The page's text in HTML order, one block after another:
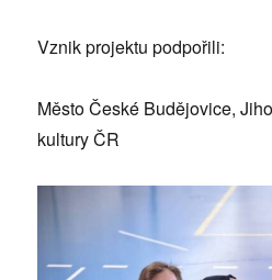
Vznik projektu podpořili:
Město České Budějovice,
kultury ČR